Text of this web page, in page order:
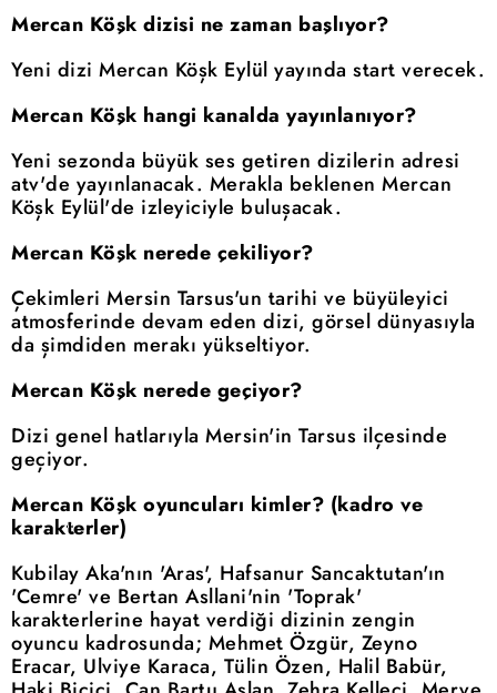
Mercan Köşk dizisi ne zaman başlıyor?
Yeni dizi Mercan Köşk Eylül yayında start verecek.
Mercan Köşk hangi kanalda yayınlanıyor?
Yeni sezonda büyük ses getiren dizilerin adresi
atv'de yayınlanacak. Merakla beklenen Mercan
Köşk Eylül'de izleyiciyle buluşacak.
Mercan Köşk nerede çekiliyor?
Çekimleri Mersin Tarsus'un tarihi ve büyüleyici
atmosferinde devam eden dizi, görsel dünyasıyla
da şimdiden merakı yükseltiyor.
Mercan Köşk nerede geçiyor?
Dizi genel hatlarıyla Mersin'in Tarsus ilçesinde
geçiyor.
Mercan Köşk oyuncuları kimler? (kadro ve
karakterler)
Kubilay Aka'nın 'Aras', Hafsanur Sancaktutan'ın
'Cemre' ve Bertan Asllani'nin 'Toprak'
karakterlerine hayat verdiği dizinin zengin
oyuncu kadrosunda; Mehmet Özgür, Zeyno
Eracar, Ulviye Karaca, Tülin Özen, Halil Babür,